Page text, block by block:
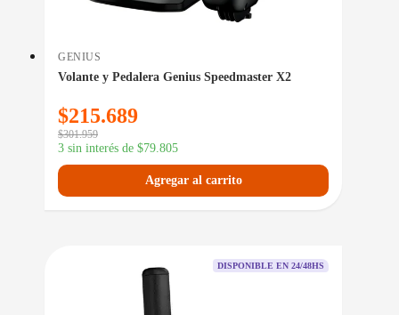
GENIUS
Volante y Pedalera Genius Speedmaster X2
$215.689
$301.959
3 sin interés de $79.805
Agregar al carrito
DISPONIBLE EN 24/48HS